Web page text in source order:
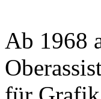
Ab 1968